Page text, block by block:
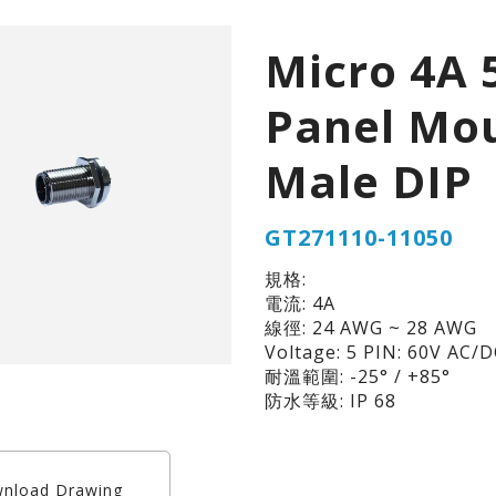
Micro 4A
Panel
Male DIP
GT271110-11050
規格:
電流: 4A
線徑: 24 AWG ~ 28 AWG
Voltage: 5 PIN: 60V AC/
耐溫範圍: -25° / +85°
防水等級: IP 68
Drawing